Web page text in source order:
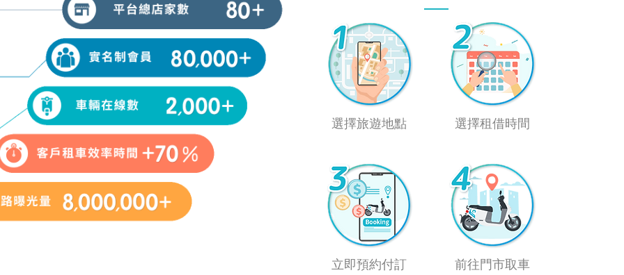
選擇旅遊地點 選擇租借時間
立即預約付訂 前往門市取車